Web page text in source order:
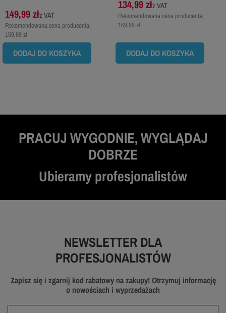
149,99 złz VAT
Rekomendowana cena producenta:
159,99 zł
DODAJ DO KOSZYKA
134,99 złz VAT
Rekomendowana cena producenta:
169,99 zł
DODAJ DO KOSZYKA
PRACUJ WYGODNIE, WYGLĄDAJ
DOBRZE
Ubieramy profesjonalistów
NEWSLETTER DLA
PROFESJONALISTÓW
Zapisz się i zgarnij kod rabatowy na zakupy! Otrzymuj informację
o nowościach i wyprzedażach